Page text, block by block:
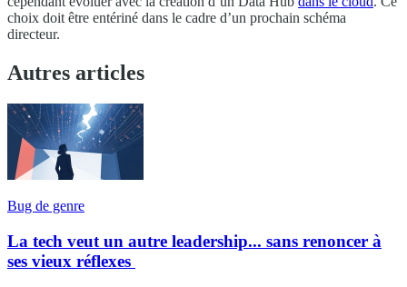
choix doit être entériné dans le cadre d’un prochain schéma
directeur.
Autres articles
Bug de genre
La tech veut un autre leadership... sans renoncer à
ses vieux réflexes